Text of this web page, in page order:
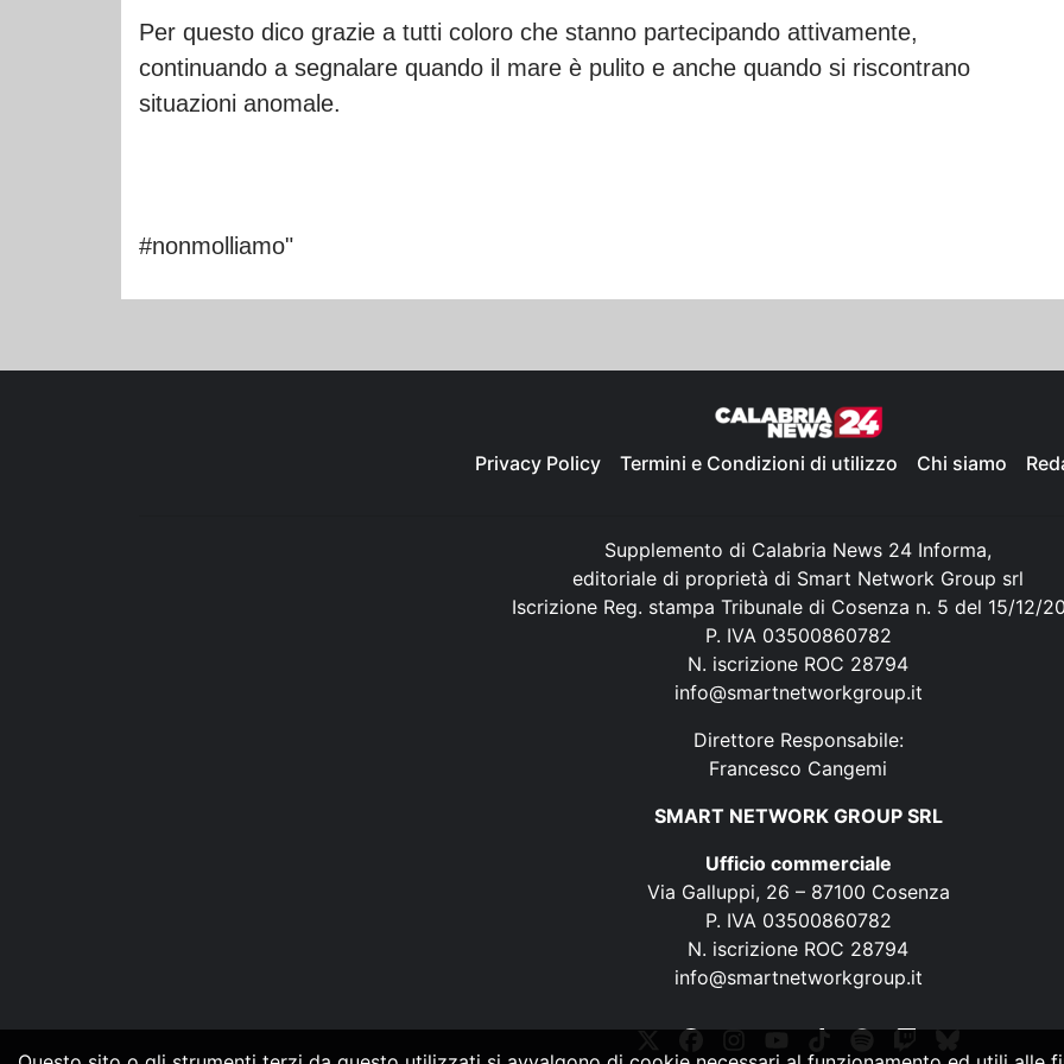
Per questo dico grazie a tutti coloro che stanno partecipando attivamente,
continuando a segnalare quando il mare è pulito e anche quando si riscontrano
situazioni anomale.
#nonmolliamo"
Privacy Policy Termini e Condizioni di utilizzo Chi siamo
Supplemento di Calabria News 24 Informa,
editoriale di proprietà di Smart Network Group srl
Iscrizione Reg. stampa Tribunale di Cosenza n. 5 del 15/12/
P. IVA 03500860782
N. iscrizione ROC 28794
info@smartnetworkgroup.it
Direttore Responsabile:
Francesco Cangemi
SMART NETWORK GROUP SRL
Ufficio commerciale
Via Galluppi, 26 – 87100 Cosenza
P. IVA 03500860782
N. iscrizione ROC 28794
info@smartnetworkgroup.it